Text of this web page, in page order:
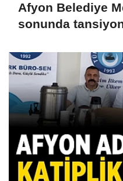
Afyon Belediye
sonunda